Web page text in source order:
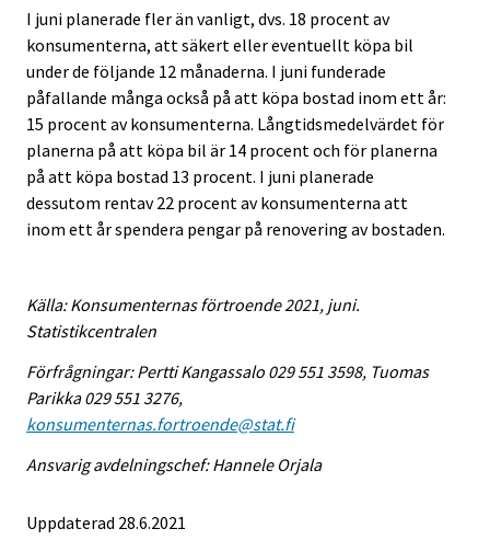
I juni planerade fler än vanligt, dvs. 18 procent av
konsumenterna, att säkert eller eventuellt köpa bil
under de följande 12 månaderna. I juni funderade
påfallande många också på att köpa bostad inom ett år:
15 procent av konsumenterna. Långtidsmedelvärdet för
planerna på att köpa bil är 14 procent och för planerna
på att köpa bostad 13 procent. I juni planerade
dessutom rentav 22 procent av konsumenterna att
inom ett år spendera pengar på renovering av bostaden.
Källa: Konsumenternas förtroende 2021, juni.
Statistikcentralen
Förfrågningar: Pertti Kangassalo 029 551 3598, Tuomas
Parikka 029 551 3276,
konsumenternas.fortroende@stat.fi
Ansvarig avdelningschef: Hannele Orjala
Uppdaterad 28.6.2021